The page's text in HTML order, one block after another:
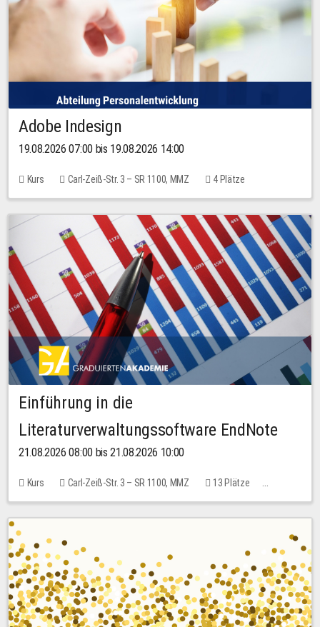
Adobe Indesign
19.08.2026 07:00 bis 19.08.2026 14:00
Kurs Carl-Zeiß-Str. 3 – SR 1100, MMZ 4 Plätze
Einführung in die
Literaturverwaltungssoftware EndNote
21.08.2026 08:00 bis 21.08.2026 10:00
Kurs Carl-Zeiß-Str. 3 – SR 1100, MMZ
13 Plätze
10,00 EUR